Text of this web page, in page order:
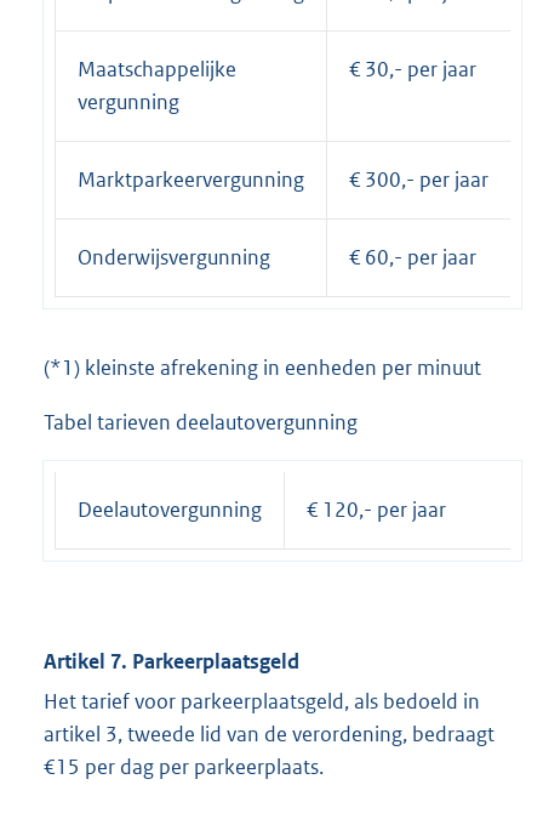
Maatschappelijke
vergunning
€ 30,- per jaar
Marktparkeervergunning € 300,- per jaar
Onderwijsvergunning € 60,- per jaar
(*1) kleinste afrekening in eenheden per minuut
Tabel tarieven deelautovergunning
Deelautovergunning € 120,- per jaar
Artikel 7. Parkeerplaatsgeld
Het tarief voor parkeerplaatsgeld, als bedoeld in
artikel 3, tweede lid van de verordening, bedraagt
€15 per dag per parkeerplaats.